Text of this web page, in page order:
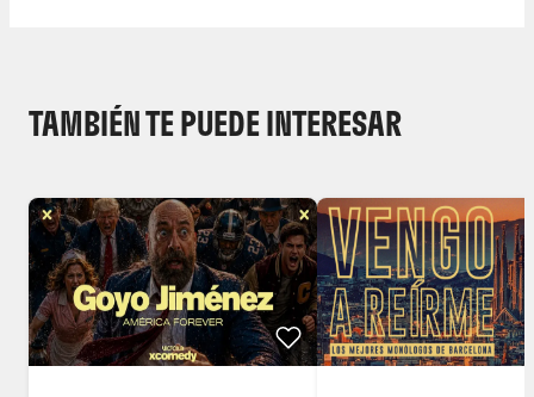
TAMBIÉN TE PUEDE INTERESAR